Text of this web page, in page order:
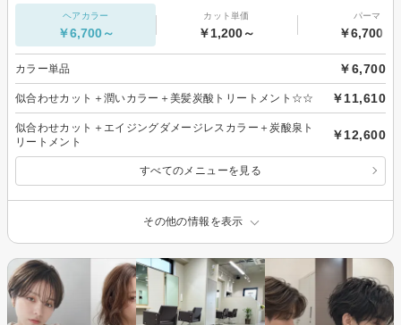
ヘアカラー
￥6,700～
カット単価
￥1,200～
パーマ
￥6,700～
カラー単品 ￥6,700
似合わせカット＋潤いカラー＋美髪炭酸トリートメント☆☆ ￥11,610
似合わせカット＋エイジングダメージレスカラー＋炭酸泉ト
リートメント
￥12,600
すべてのメニューを見る
その他の情報を表示